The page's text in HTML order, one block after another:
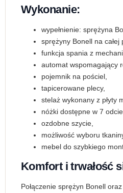
Wykonanie:
wypełnienie: sprężyna
sprężyny Bonell na całej
funkcja spania z
automat wspomagający
pojemnik na pościel,
tapicerowane plecy,
stelaż wykonany z płyty
nóżki dostępne w 7
ozdobne szycie,
możliwość wyboru
mebel do szybkiego
Komfort i trwałość
Połączenie sprężyn Bonell